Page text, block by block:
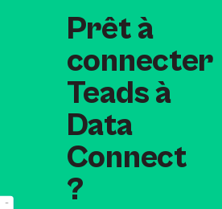
Prêt à
connecter
Teads à
Data
Connect
?